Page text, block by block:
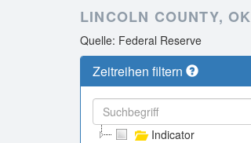
LINCOLN COUNTY, OK
Quelle: Federal Reserve
Zeitreihen filtern
Indicator